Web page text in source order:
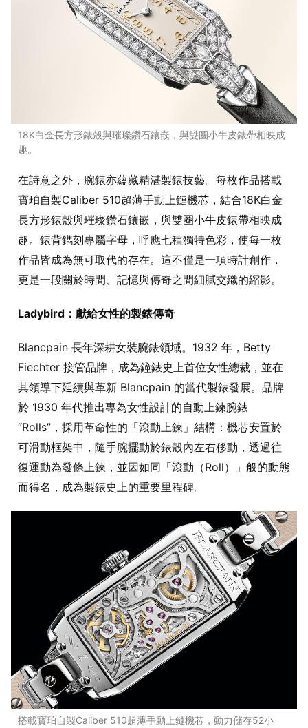
18K白金長方形錶殼與璀璨鑽石鑲嵌，與雙圈小牛皮錶帶相映成
趣。
在詩意之外，腕錶亦蘊藏精湛製錶技藝。每枚作品搭載
寶珀自製Caliber 510超薄手動上鏈機芯，結合18K白金
長方形錶殼與璀璨鑽石鑲嵌，與雙圈小牛皮錶帶相映成
趣。錶背鐫刻專屬字母，呼應七種獨特色彩，使每一枚
作品皆成為無可取代的存在。這不僅是一項時計創作，
更是一段關於時間、記憶與傳奇之間細膩交織的縮影。
Ladybird：獻給女性的製錶傳奇
Blancpain 長年深耕女裝腕錶領域。1932 年，Betty
Fiechter 接管品牌，成為鐘錶史上首位女性總裁，並在
其領導下延續與革新 Blancpain 的當代製錶發展。品牌
於 1930 年代推出專為女性設計的自動上鍊腕錶
“Rolls”，採用革命性的「滾動上鍊」結構：機芯安置於
可滑動框架中，隨手腕擺動於錶殼內左右移動，透過往
復運動為發條上鍊，並因如同「滾動（Roll）」般的動態
而得名，成為製錶史上的重要里程碑。
搭載寶珀自製Caliber 510超薄手動上鏈機芯，動力儲存52小